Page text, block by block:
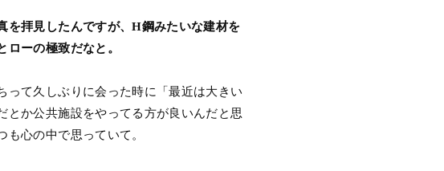
拝見したんですが、H鋼みたいな建材を
ーの極致だなと。
って久しぶりに会った時に「最近は大きい
とか公共施設をやってる方が良いんだと思
心の中で思っていて。